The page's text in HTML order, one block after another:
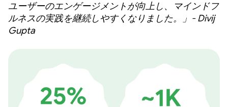
ユーザーのエンゲージメントが向上し、マインドフ
ルネスの実践を継続しやすくなりました。」- Divij
Gupta